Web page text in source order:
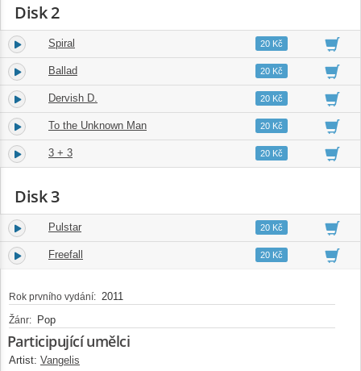
Disk 2
1. Spiral 06:5520 Kč
2. Ballad 08:2720 Kč
3. Dervish D. 05:2120 Kč
4. To the Unknown Man 09:0120 Kč
5. 3 + 3 09:4320 Kč
Disk 3
1. Pulstar 05:4520 Kč
2. Freefall 02:2020 Kč
Rok prvního vydání: 2011
Žánr: Pop
Participující umělci
Artist: Vangelis